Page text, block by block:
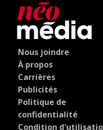
Nous joindre
À propos
Carrières
Publicités
Politique de
confidentialité
Condition